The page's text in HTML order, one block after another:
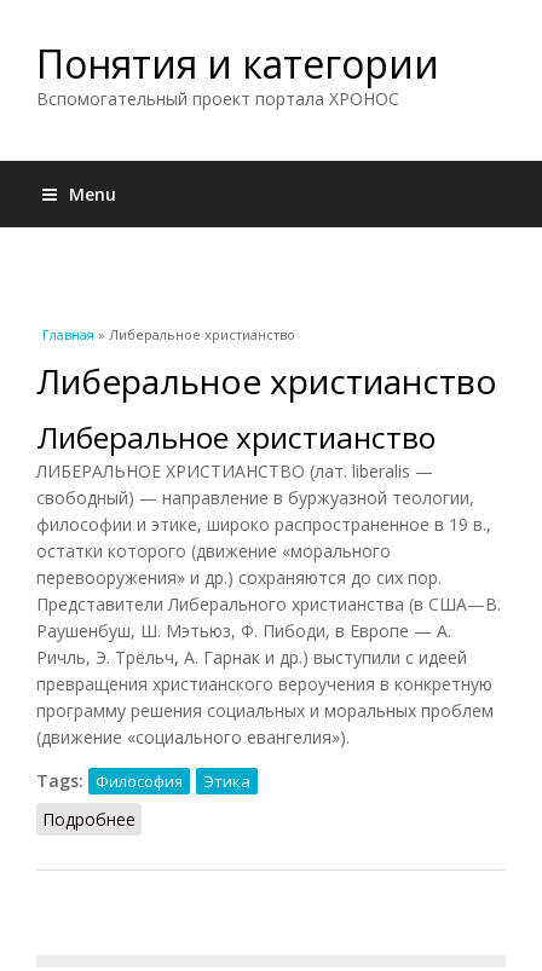
Понятия и категории
Вспомогательный проект портала ХРОНОС
Menu
Вы здесь
Главная » Либеральное христианство
Либеральное христианство
Либеральное христианство
ЛИБЕРАЛЬНОЕ ХРИСТИАНСТВО (лат. liberalis —
свободный) — направление в буржуазной теологии,
философии и этике, широко распространенное в 19 в.,
остатки которого (движение «морального
перевооружения» и др.) сохраняются до сих пор.
Представители Либерального христианства (в США—В.
Раушенбуш, Ш. Мэтьюз, Ф. Пибоди, в Европе — А.
Ричль, Э. Трёльч, А. Гарнак и др.) выступили с идеей
превращения христианского вероучения в конкретную
программу решения социальных и моральных проблем
(движение «социального евангелия»).
Tags:
Философия Этика
Подробнее